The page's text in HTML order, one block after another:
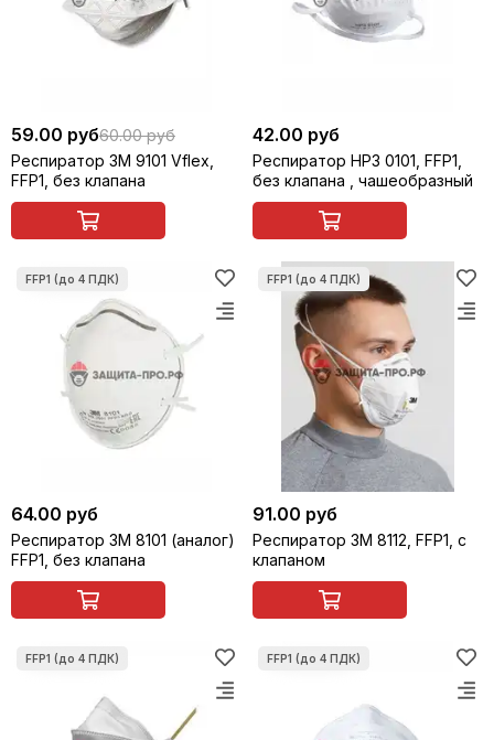
59.00 руб60.00 руб
Респиратор 3M 9101 Vflex,
FFP1, без клапана
42.00 руб
Респиратор НРЗ 0101, FFP1,
без клапана , чашеобразный
64.00 руб
Респиратор 3M 8101 (аналог)
FFP1, без клапана
91.00 руб
Респиратор 3M 8112, FFP1, с
клапаном